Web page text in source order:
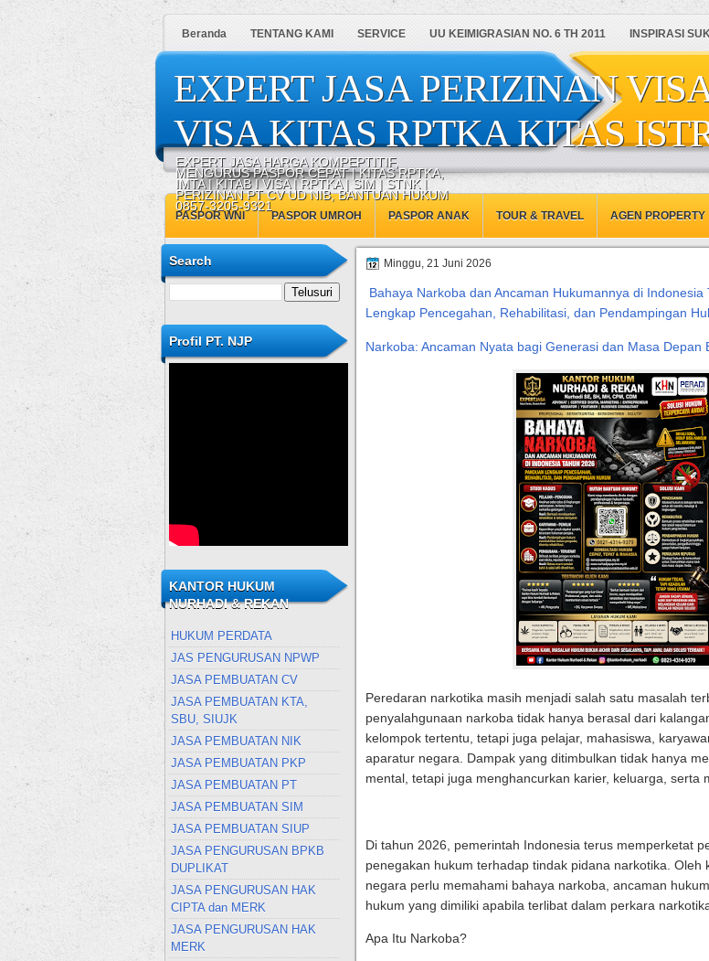
Beranda TENTANG KAMI SERVICE UU KEIMIGRASIAN NO. 6 TH 2011 INSPIRASI
EXPERT JASA PERIZINAN
VISA KITAS RPTKA KITAS
EXPERT JASA HARGA KOMPEPTITIF,
MENGURUS PASPOR CEPAT | KITAS RPTKA,
IMTA | KITAB I VISA | RPTKA | SIM | STNK |
PERIZINAN PT CV UD NIB, BANTUAN HUKUM
0857-3205-9321
PASPOR WNI PASPOR UMROH PASPOR ANAK TOUR & TRAVEL AGEN PROPERTY
Search
Profil PT. NJP
KANTOR HUKUM
NURHADI & REKAN
HUKUM PERDATA
JAS PENGURUSAN NPWP
JASA PEMBUATAN CV
JASA PEMBUATAN KTA,
SBU, SIUJK
JASA PEMBUATAN NIK
JASA PEMBUATAN PKP
JASA PEMBUATAN PT
JASA PEMBUATAN SIM
JASA PEMBUATAN SIUP
JASA PENGURUSAN BPKB
DUPLIKAT
JASA PENGURUSAN HAK
CIPTA dan MERK
JASA PENGURUSAN HAK
MERK
Minggu, 21 Juni 2026
Bahaya Narkoba dan Ancaman Hukumannya di Indonesia
Lengkap Pencegahan, Rehabilitasi, dan Pendampingan
Narkoba: Ancaman Nyata bagi Generasi dan Masa Depan
Peredaran narkotika masih menjadi salah satu masalah
penyalahgunaan narkoba tidak hanya berasal dari
kelompok tertentu, tetapi juga pelajar, mahasiswa,
aparatur negara. Dampak yang ditimbulkan tidak hanya
mental, tetapi juga menghancurkan karier, keluarga, serta
Di tahun 2026, pemerintah Indonesia terus memperketat
penegakan hukum terhadap tindak pidana narkotika. Oleh
negara perlu memahami bahaya narkoba, ancaman
hukum yang dimiliki apabila terlibat dalam perkara
Apa Itu Narkoba?